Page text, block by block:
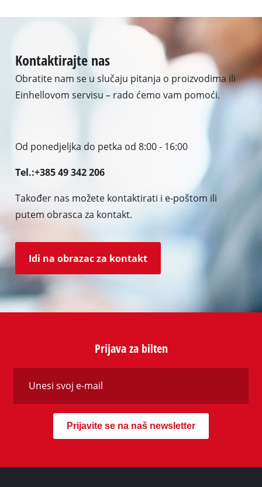
Kontaktirajte nas
Obratite nam se u slučaju pitanja o proizvodima ili
Einhellovom servisu – rado ćemo vam pomoći.
Od ponedjeljka do petka od 8:00 - 16:00
Tel.:+385 49 342 206
Također nas možete kontaktirati i e-poštom ili
putem obrasca za kontakt.
Idi na obrazac za kontakt
Prijava za bilten
Prijavite se na naš newsletter